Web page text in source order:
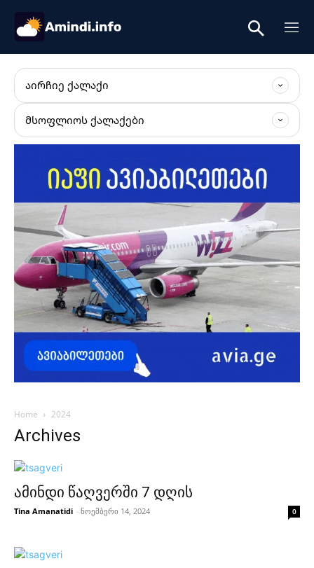
ᲐᲘᲠᲩᲘᲔ ᲥᲐᲚᲐᲥᲘ
ᲛᲡᲝᲤᲚᲘᲝᲡ ᲥᲐᲚᲐᲥᲔᲑᲘ
Home 2024
Archives
ამინდი წაღვერში 7 დღის
Tina Amanatidi - ნოემბერი 14, 2024 0